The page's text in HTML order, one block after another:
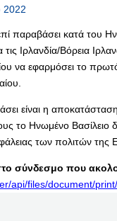
2022
παραβάσει κατά του
Ιρλανδία/Βόρεια
να εφαρμόσει το
είναι η
το Ηνωμένο Βασίλειο
των πολιτών της
σύνδεσμο που
api/files/document/